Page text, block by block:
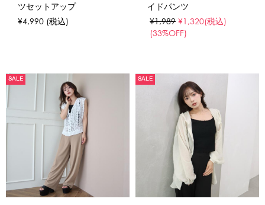
ツセットアップ
¥4,990 (税込)
イドパンツ
¥1,989 ¥1,320(税込)
(33%OFF)
SALE SALE